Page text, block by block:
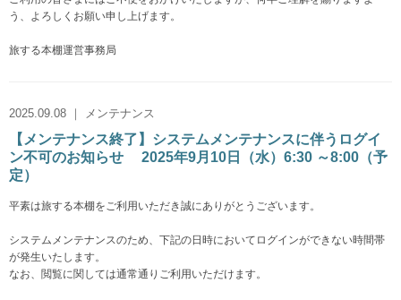
う、よろしくお願い申し上げます。
旅する本棚運営事務局
2025.09.08 ｜ メンテナンス
【メンテナンス終了】システムメンテナンスに伴うログイ
ン不可のお知らせ 2025年9月10日（水）6:30 ～8:00（予
定）
平素は旅する本棚をご利用いただき誠にありがとうございます。
システムメンテナンスのため、下記の日時においてログインができない時間帯
が発生いたします。
なお、閲覧に関しては通常通りご利用いただけます。